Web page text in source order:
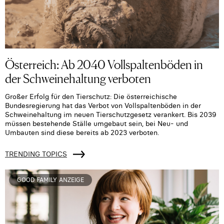
Österreich: Ab 2040 Vollspaltenböden in
der Schweinehaltung verboten
Großer Erfolg für den Tierschutz: Die österreichische
Bundesregierung hat das Verbot von Vollspaltenböden in der
Schweinehaltung im neuen Tierschutzgesetz verankert. Bis 2039
müssen bestehende Ställe umgebaut sein, bei Neu- und
Umbauten sind diese bereits ab 2023 verboten.
TRENDING TOPICS
GOOD FAMILY ANZEIGE